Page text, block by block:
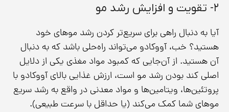
۲- تقویت و افزایش رشد مو
آیا به دنبال راهی برای سریع‌تر کردن رشد موهای خود
هستید؟ خب، آووکادو می‌تواند راه‌حلی باشد که به دنبال
آن هستید. از آن‌جایی که کمبود مواد مغذی یکی از دلایل
اصلی کند بودن رشد مو است، ارزش غذایی بالای آووکادو با
پروتئین‌ها، ویتامین‌ها و مواد معدنی در واقع به رشد سریع
موهای شما کمک می‌کند (یا حداقل با سرعت طبیعی).